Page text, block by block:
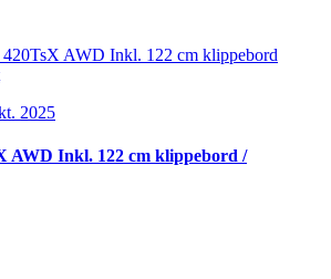
2025
AWD Inkl. 122 cm klippebord /